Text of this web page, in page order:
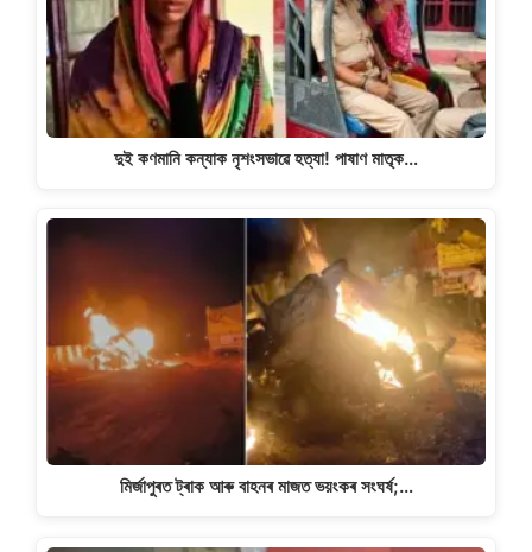
দুই কণমানি কন্যাক নৃশংসভাৱে হত্যা! পাষাণ মাতৃক…
মিৰ্জাপুৰত ট্ৰাক আৰু বাহনৰ মাজত ভয়ংকৰ সংঘৰ্ষ;…